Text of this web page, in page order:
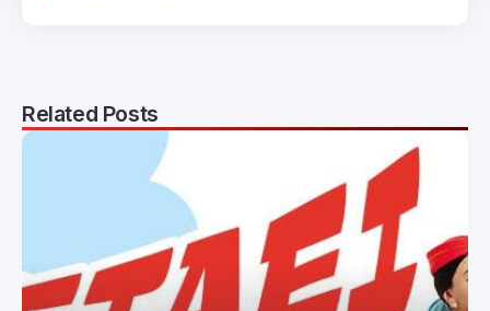
Related Posts